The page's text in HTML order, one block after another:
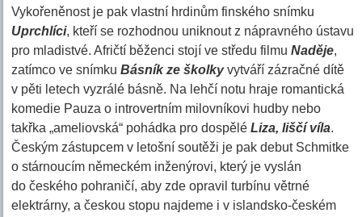
Vykořeněnost je pak vlastní hrdinům finského snímku
Uprchlíci, kteří se rozhodnou uniknout z nápravného ústavu
pro mladistvé. Afričtí běženci stojí ve středu filmu Naděje,
zatímco ve snímkuBásník ze školkyvytváří zázračné dítě
v pěti letech vyzrálé básně. Na lehčí notu hraje romantická
komedie Pauza o introvertním milovníkovi hudby nebo
takřka „ameliovská“ pohádka pro dospělé Liza, liščí víla.
Českým zástupcem v letošní soutěži je pak debut Schmitke
o stárnoucím německém inženýrovi, který je vyslán
do českého pohraničí, aby zde opravil turbínu větrné
elektrárny, a českou stopu najdeme i v islandsko-českém